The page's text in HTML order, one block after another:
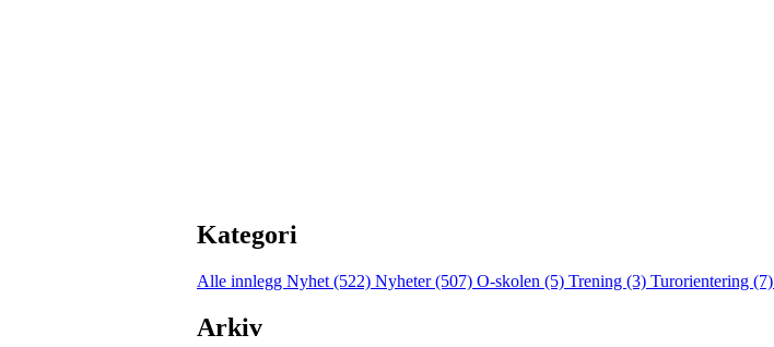
Kategori
Alle innlegg Nyhet (522) Nyheter (507) O-skolen (5) Trening (3) Turorientering (7)
Arkiv